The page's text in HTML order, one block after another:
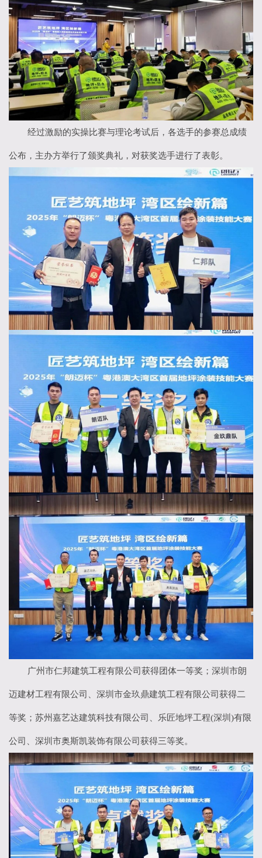
经过激励的实操比赛与理论考试后，各选手的参赛总成绩
公布，主办方举行了颁奖典礼，对获奖选手进行了表彰。
广州市仁邦建筑工程有限公司获得团体一等奖；深圳市朗
迈建材工程有限公司、深圳市金玖鼎建筑工程有限公司获得二
等奖；苏州嘉艺达建筑科技有限公司、乐匠地坪工程(深圳 )有限
公司、深圳市奥斯凯装饰有限公司获得三等奖。